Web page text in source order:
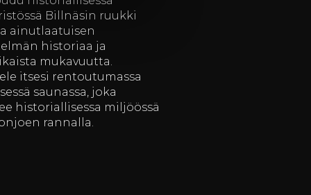
Billnäsin ruukki
ainutlaatuisen
historiaa ja
mukavuutta.
itsesi rentoutumassa
saunassa, joka
historiallisessa miljöössä
rannalla.